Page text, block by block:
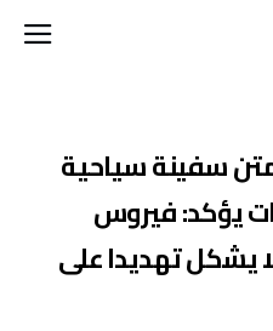
سفينة سياحية
يؤكد: فيروس
يشكل تهديدا على